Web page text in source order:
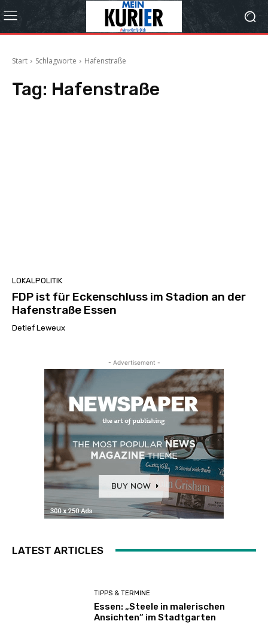
Start Schlagworte Hafenstraße
Tag: Hafenstraße
LOKALPOLITIK
FDP ist für Eckenschluss im Stadion an der
Hafenstraße Essen
Detlef Leweux
- Advertisement -
LATEST ARTICLES
TIPPS & TERMINE
Essen: „Steele in malerischen
Ansichten“ im Stadtgarten